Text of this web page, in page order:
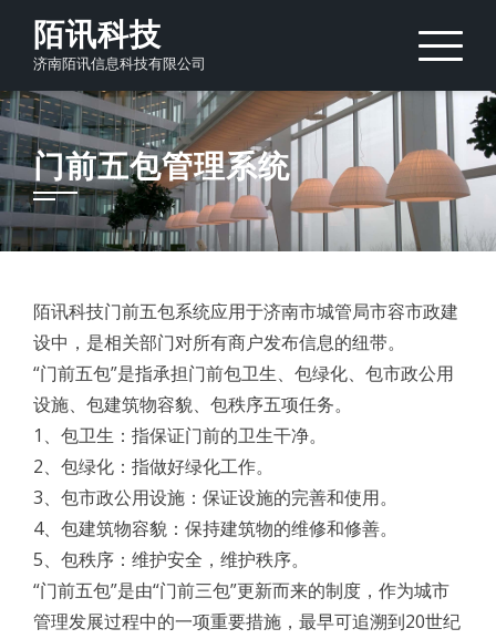
content
陌讯科技
济南陌讯信息科技有限公司
门前五包管理系统
陌讯科技门前五包系统应用于济南市城管局市容市政建
设中，是相关部门对所有商户发布信息的纽带。
“门前五包”是指承担门前包卫生、包绿化、包市政公用
设施、包建筑物容貌、包秩序五项任务。
1、包卫生：指保证门前的卫生干净。
2、包绿化：指做好绿化工作。
3、包市政公用设施：保证设施的完善和使用。
4、包建筑物容貌：保持建筑物的维修和修善。
5、包秩序：维护安全，维护秩序。
“门前五包”是由“门前三包”更新而来的制度，作为城市
管理发展过程中的一项重要措施，最早可追溯到20世纪